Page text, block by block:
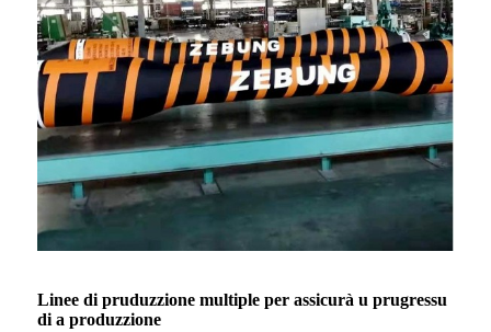
Linee di pruduzzione multiple per assicurà u prugressu
di a produzzione